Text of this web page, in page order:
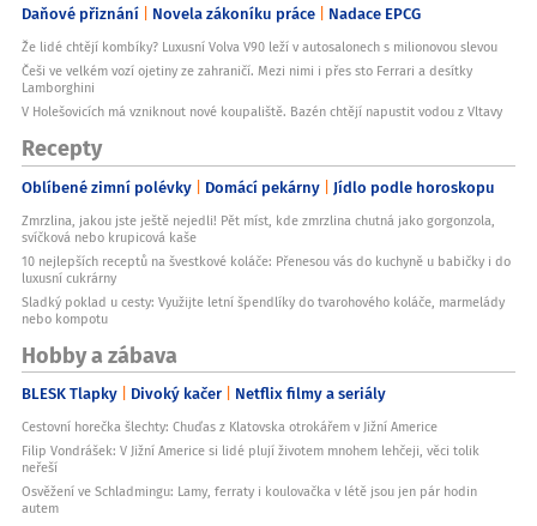
Daňové přiznání Novela zákoníku práce Nadace EPCG
Že lidé chtějí kombíky? Luxusní Volva V90 leží v autosalonech s milionovou slevou
Češi ve velkém vozí ojetiny ze zahraničí. Mezi nimi i přes sto Ferrari a desítky
Lamborghini
V Holešovicích má vzniknout nové koupaliště. Bazén chtějí napustit vodou z Vltavy
Recepty
Oblíbené zimní polévky Domácí pekárny Jídlo podle horoskopu
Zmrzlina, jakou jste ještě nejedli! Pět míst, kde zmrzlina chutná jako gorgonzola,
svíčková nebo krupicová kaše
10 nejlepších receptů na švestkové koláče: Přenesou vás do kuchyně u babičky i do
luxusní cukrárny
Sladký poklad u cesty: Využijte letní špendlíky do tvarohového koláče, marmelády
nebo kompotu
Hobby a zábava
BLESK Tlapky Divoký kačer Netflix filmy a seriály
Cestovní horečka šlechty: Chuďas z Klatovska otrokářem v Jižní Americe
Filip Vondrášek: V Jižní Americe si lidé plují životem mnohem lehčeji, věci tolik
neřeší
Osvěžení ve Schladmingu: Lamy, ferraty i koulovačka v létě jsou jen pár hodin
autem